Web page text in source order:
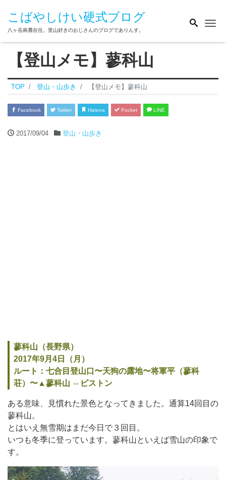
こばやしけい硬式ブログ
八ヶ岳南麓在住。里山好きのおじさんのブログでありんす。
【登山メモ】蓼科山
TOP 登山・山歩き 【登山メモ】蓼科山
Facebook Twitter Hatena Pocket LINE
2017/09/04 登山・山歩き
蓼科山（長野県）
2017年9月4日（月）
ルート：七合目登山口〜天狗の露地〜将軍平（蓼科
荘）〜▲蓼科山 ⇔ピストン
ある意味、見慣れた景色となってきました。通算14回目の
蓼科山。
とはいえ無雪期はまだ今日で３回目。
いつも冬季に登っています。蓼科山といえば雪山の印象で
す。